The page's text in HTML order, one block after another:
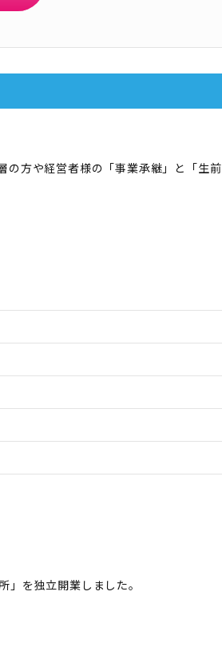
の方や経営者様の「事業承継」と「生前
を独立開業しました。